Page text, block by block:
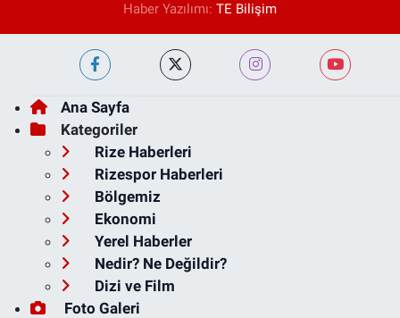
Haber Yazılımı: TE Bilişim
Ana Sayfa
Kategoriler
Rize Haberleri
Rizespor Haberleri
Bölgemiz
Ekonomi
Yerel Haberler
Nedir? Ne Değildir?
Dizi ve Film
Foto Galeri